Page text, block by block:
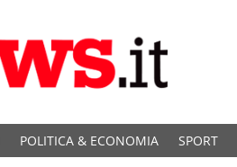
POLITICA & ECONOMIA SPORT